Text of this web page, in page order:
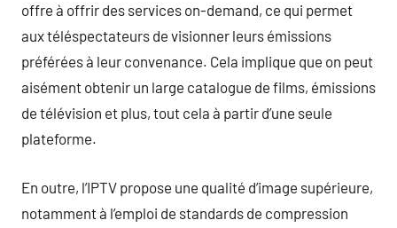
offre à offrir des services on-demand, ce qui permet
aux téléspectateurs de visionner leurs émissions
préférées à leur convenance. Cela implique que on peut
aisément obtenir un large catalogue de films, émissions
de télévision et plus, tout cela à partir d’une seule
plateforme.
En outre, l’IPTV propose une qualité d’image supérieure,
notamment à l’emploi de standards de compression